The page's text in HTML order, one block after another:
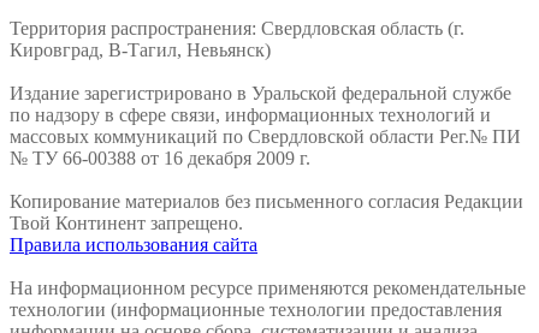
Территория распространения: Свердловская область (г.
Кировград, В-Тагил, Невьянск)
Издание зарегистрировано в Уральской федеральной службе
по надзору в сфере связи, информационных технологий и
массовых коммуникаций по Свердловской области Рег.№ ПИ
№ ТУ 66-00388 от 16 декабря 2009 г.
Копирование материалов без письменного согласия Редакции
Твой Континент запрещено.
Правила использования сайта
На информационном ресурсе применяются рекомендательные
технологии (информационные технологии предоставления